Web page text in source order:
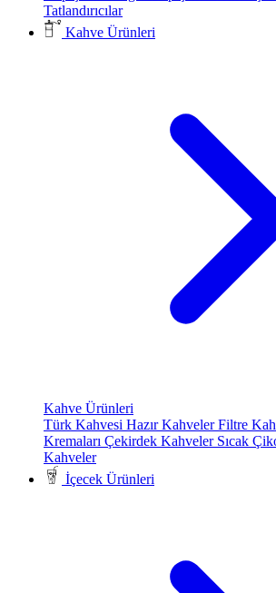
Tatlandırıcılar
Kahve Ürünleri
Kahve Ürünleri
Türk Kahvesi Hazır KahvelerFiltre
Kremaları Çekirdek Kahveler Sıcak
Kahveler
İçecek Ürünleri